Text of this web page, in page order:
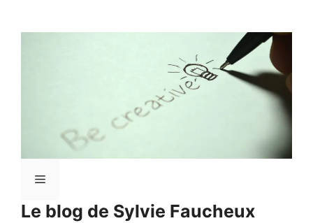
Le blog de Sylvie Faucheux
Menu